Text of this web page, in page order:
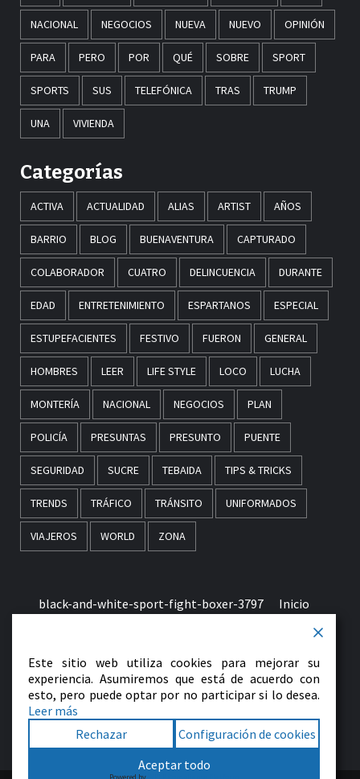
NACIONAL NEGOCIOS NUEVA NUEVO OPINIÓN
PARA PERO POR QUÉ SOBRE SPORT
SPORTS SUS TELEFÓNICA TRAS TRUMP
UNA VIVIENDA
Categorías
ACTIVA ACTUALIDAD ALIAS ARTIST AÑOS
BARRIO BLOG BUENAVENTURA CAPTURADO
COLABORADOR CUATRO DELINCUENCIA DURANTE
EDAD ENTRETENIMIENTO ESPARTANOS ESPECIAL
ESTUPEFACIENTES FESTIVO FUERON GENERAL
HOMBRES LEER LIFE STYLE LOCO LUCHA
MONTERÍA NACIONAL NEGOCIOS PLAN
POLICÍA PRESUNTAS PRESUNTO PUENTE
SEGURIDAD SUCRE TEBAIDA TIPS & TRICKS
TRENDS TRÁFICO TRÁNSITO UNIFORMADOS
VIAJEROS WORLD ZONA
black-and-white-sport-fight-boxer-3797 Inicio
early-morning-in-monaco-picjumbo-com
Facebook LinkedIn
VK YouTubeInstagram
Este sitio web utiliza cookies para mejorar su
experiencia. Asumiremos que está de acuerdo con
esto, pero puede optar por no participar si lo desea.
Leer más
Rechazar
Configuración de cookies
Aceptar todo